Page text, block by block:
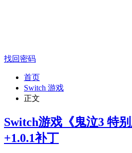
找回密码
首页
Switch 游戏
正文
Switch游戏《鬼泣3 特
+1.0.1补丁